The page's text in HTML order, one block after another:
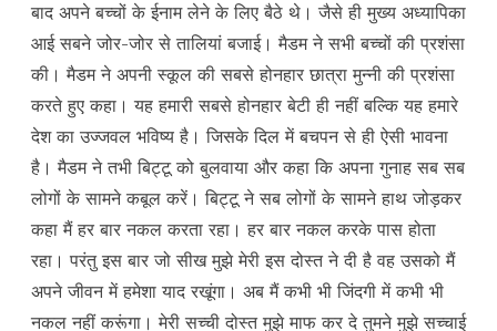
बाद अपने बच्चों के ईनाम लेने के लिए बैठे थे। जैसे ही मुख्य अध्यापिका
आई सबने जोर-जोर से तालियां बजाई। मैडम ने सभी बच्चों की प्रशंसा
की। मैडम ने अपनी स्कूल की सबसे होनहार छात्रा मुन्नी की प्रशंसा
करते हुए कहा। यह हमारी सबसे होनहार बेटी ही नहीं बल्कि यह हमारे
देश का उज्जवल भविष्य है। जिसके दिल में बचपन से ही ऐसी भावना
है। मैडम ने तभी बिट्टू को बुलवाया और कहा कि अपना गुनाह सब सब
लोगों के सामने कबूल करें। बिट्टू ने सब लोगों के सामने हाथ जोड़कर
कहा मैं हर बार नकल करता रहा। हर बार नकल करके पास होता
रहा। परंतु इस बार जो सीख मुझे मेरी इस दोस्त ने दी है वह उसको मैं
अपने जीवन में हमेशा याद रखूंगा। अब मैं कभी भी जिंदगी में कभी भी
नकल नहीं करूंगा। मेरी सच्ची दोस्त मुझे माफ कर दे तुमने मुझे सच्चाई